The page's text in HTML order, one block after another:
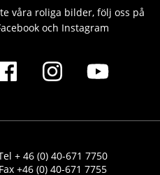
våra roliga bilder, följ oss på
och Instagram
+ 46 (0) 40-671 7750
Fax +46 (0) 40-671 7755